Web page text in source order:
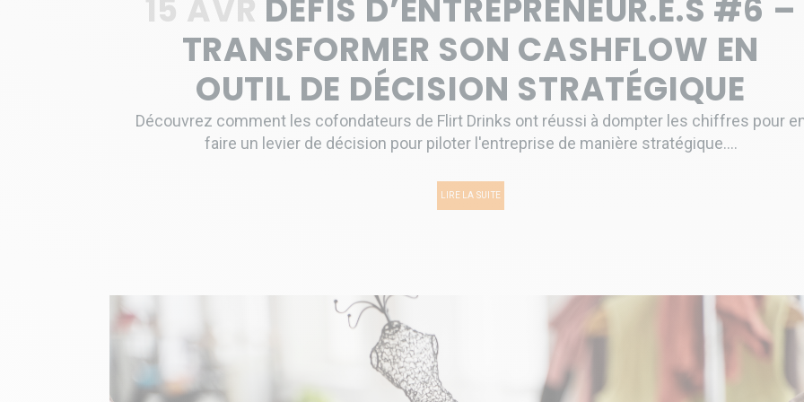
15 AVR DÉFIS D’ENTREPRENEUR.E.S #6 –
TRANSFORMER SON CASHFLOW EN
OUTIL DE DÉCISION STRATÉGIQUE
Découvrez comment les cofondateurs de Flirt Drinks ont réussi à dompter les chiffres pour
faire un levier de décision pour piloter l'entreprise de manière stratégique....
LIRE LA SUITE